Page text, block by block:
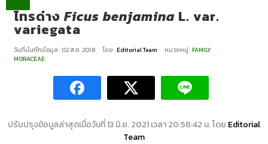
ไทรด่างFicus benjaminaL. var.
variegata
วันที่บันทึกข้อมูล : 02 ส.ค. 2018 โดย :Editorial Team หมวดหมู่ :FAMILY
MORACEAE
ปรับปรุงข้อมูลล่าสุดเมื่อวันที่ 13 มิ.ย. 2021 เวลา 20:58:42 น. โดย Editorial
Team